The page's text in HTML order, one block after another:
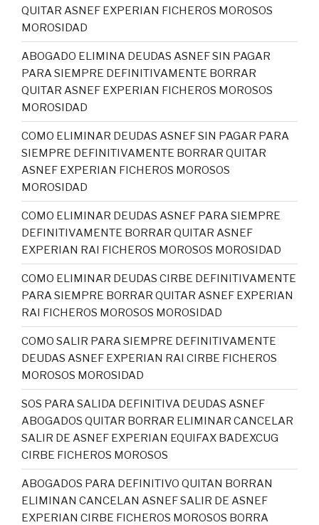
QUITAR ASNEF EXPERIAN FICHEROS MOROSOS
MOROSIDAD
ABOGADO ELIMINA DEUDAS ASNEF SIN PAGAR
PARA SIEMPRE DEFINITIVAMENTE BORRAR
QUITAR ASNEF EXPERIAN FICHEROS MOROSOS
MOROSIDAD
COMO ELIMINAR DEUDAS ASNEF SIN PAGAR PARA
SIEMPRE DEFINITIVAMENTE BORRAR QUITAR
ASNEF EXPERIAN FICHEROS MOROSOS
MOROSIDAD
COMO ELIMINAR DEUDAS ASNEF PARA SIEMPRE
DEFINITIVAMENTE BORRAR QUITAR ASNEF
EXPERIAN RAI FICHEROS MOROSOS MOROSIDAD
COMO ELIMINAR DEUDAS CIRBE DEFINITIVAMENTE
PARA SIEMPRE BORRAR QUITAR ASNEF EXPERIAN
RAI FICHEROS MOROSOS MOROSIDAD
COMO SALIR PARA SIEMPRE DEFINITIVAMENTE
DEUDAS ASNEF EXPERIAN RAI CIRBE FICHEROS
MOROSOS MOROSIDAD
SOS PARA SALIDA DEFINITIVA DEUDAS ASNEF
ABOGADOS QUITAR BORRAR ELIMINAR CANCELAR
SALIR DE ASNEF EXPERIAN EQUIFAX BADEXCUG
CIRBE FICHEROS MOROSOS
ABOGADOS PARA DEFINITIVO QUITAN BORRAN
ELIMINAN CANCELAN ASNEF SALIR DE ASNEF
EXPERIAN CIRBE FICHEROS MOROSOS BORRA